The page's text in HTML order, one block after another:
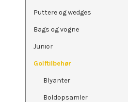
Puttere og wedges
Bags og vogne
Junior
Golftilbehør
Blyanter
Boldopsamler